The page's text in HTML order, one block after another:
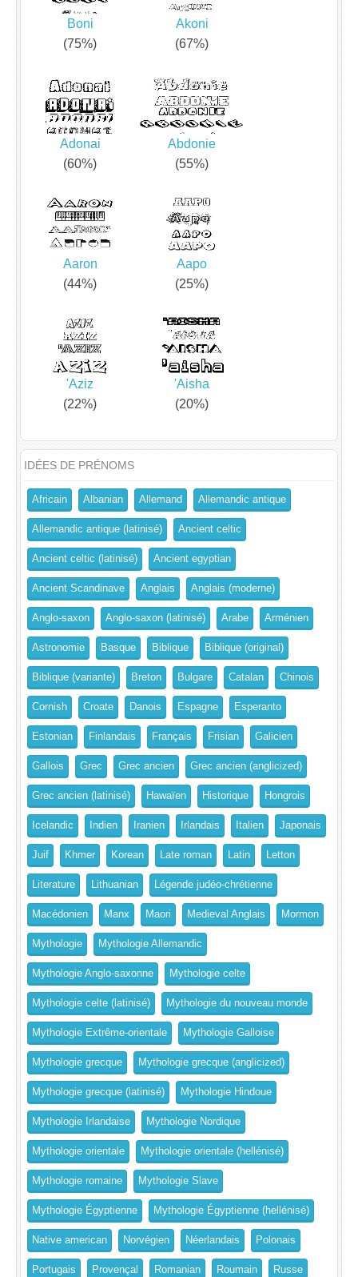
Boni
(75%)
Akoni
(67%)
Adonai
(60%)
Abdonie
(55%)
Aaron
(44%)
Aapo
(25%)
'Aziz
(22%)
'Aisha
(20%)
IDÉES DE PRÉNOMS
Africain Albanian Allemand Allemandic antique
Allemandic antique (latinisé) Ancient celtic
Ancient celtic (latinisé) Ancient egyptian
Ancient Scandinave Anglais Anglais (moderne)
Anglo-saxon Anglo-saxon (latinisé) Arabe Arménien
Astronomie Basque Biblique Biblique (original)
Biblique (variante) Breton Bulgare Catalan Chinois
Cornish Croate Danois Espagne Esperanto
Estonian Finlandais Français Frisian Galicien
Gallois Grec Grec ancien Grec ancien (anglicized)
Grec ancien (latinisé) Hawaïen Historique Hongrois
Icelandic Indien Iranien Irlandais Italien Japonais
Juif Khmer Korean Late roman Latin Letton
Literature Lithuanian Légende judéo-chrétienne
Macédonien Manx Maori Medieval Anglais Mormon
Mythologie Mythologie Allemandic
Mythologie Anglo-saxonne Mythologie celte
Mythologie celte (latinisé) Mythologie du nouveau monde
Mythologie Extrême-orientale Mythologie Galloise
Mythologie grecque Mythologie grecque (anglicized)
Mythologie grecque (latinisé) Mythologie Hindoue
Mythologie Irlandaise Mythologie Nordique
Mythologie orientale Mythologie orientale (hellénisé)
Mythologie romaine Mythologie Slave
Mythologie Égyptienne Mythologie Égyptienne (hellénisé)
Native american Norvégien Néerlandais Polonais
Portugais Provençal Romanian Roumain Russe